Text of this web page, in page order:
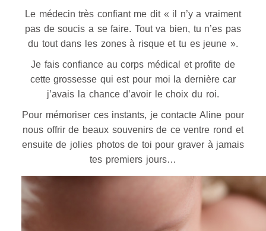
Le médecin très confiant me dit « il n’y a vraiment
pas de soucis a se faire. Tout va bien, tu n’es pas
du tout dans les zones à risque et tu es jeune ».
Je fais confiance au corps médical et profite de
cette grossesse qui est pour moi la dernière car
j’avais la chance d’avoir le choix du roi.
Pour mémoriser ces instants, je contacte Aline pour
nous offrir de beaux souvenirs de ce ventre rond et
ensuite de jolies photos de toi pour graver à jamais
tes premiers jours…